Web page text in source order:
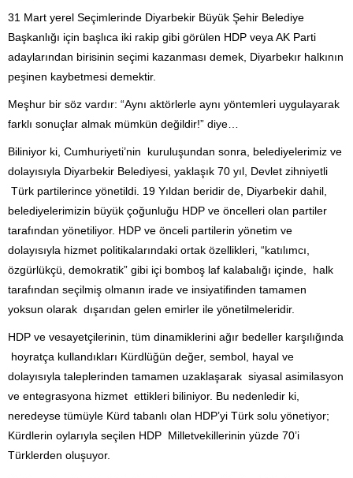
31 Mart yerel Seçimlerinde Diyarbekir Büyük Şehir Belediye
Başkanlığı için başlıca iki rakip gibi görülen HDP veya AK Parti
adaylarından birisinin seçimi kazanması demek, Diyarbekır halkının
peşinen kaybetmesi demektir.
Meşhur bir söz vardır: “Aynı aktörlerle aynı yöntemleri uygulayarak
farklı sonuçlar almak mümkün değildir!” diye…
Biliniyor ki, Cumhuriyeti’nin kuruluşundan sonra, belediyelerimiz ve
dolayısıyla Diyarbekir Belediyesi, yaklaşık 70 yıl, Devlet zihniyetli
Türk partilerince yönetildi. 19 Yıldan beridir de, Diyarbekir dahil,
belediyelerimizin büyük çoğunluğu HDP ve öncelleri olan partiler
tarafından yönetiliyor. HDP ve önceli partilerin yönetim ve
dolayısıyla hizmet politikalarındaki ortak özellikleri, “katılımcı,
özgürlükçü, demokratik” gibi içi bomboş laf kalabalığı içinde, halk
tarafından seçilmiş olmanın irade ve insiyatifinden tamamen
yoksun olarak dışarıdan gelen emirler ile yönetilmeleridir.
HDP ve vesayetçilerinin, tüm dinamiklerini ağır bedeller karşılığında
hoyratça kullandıkları Kürdlüğün değer, sembol, hayal ve
dolayısıyla taleplerinden tamamen uzaklaşarak siyasal asimilasyon
ve entegrasyona hizmet ettikleri biliniyor. Bu nedenledir ki,
neredeyse tümüyle Kürd tabanlı olan HDP’yi Türk solu yönetiyor;
Kürdlerin oylarıyla seçilen HDP Milletvekillerinin yüzde 70’i
Türklerden oluşuyor.